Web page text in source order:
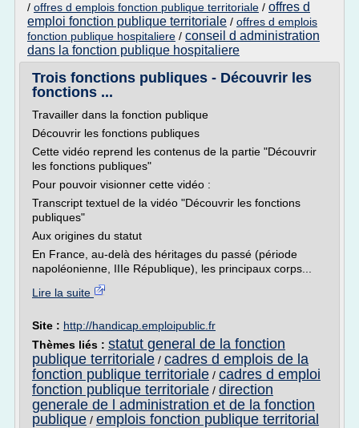
/ offres d emplois fonction publique territoriale / offres d
emploi fonction publique territoriale / offres d emplois
fonction publique hospitaliere / conseil d administration
dans la fonction publique hospitaliere
Trois fonctions publiques - Découvrir les
fonctions ...
Travailler dans la fonction publique
Découvrir les fonctions publiques
Cette vidéo reprend les contenus de la partie "Découvrir
les fonctions publiques"
Pour pouvoir visionner cette vidéo :
Transcript textuel de la vidéo "Découvrir les fonctions
publiques"
Aux origines du statut
En France, au-delà des héritages du passé (période
napoléonienne, IIIe République), les principaux corps...
Lire la suite
Site : http://handicap.emploipublic.fr
Thèmes liés : statut general de la fonction
publique territoriale / cadres d emplois de la
fonction publique territoriale / cadres d emploi
fonction publique territoriale / direction
generale de l administration et de la fonction
publique / emplois fonction publique territorial